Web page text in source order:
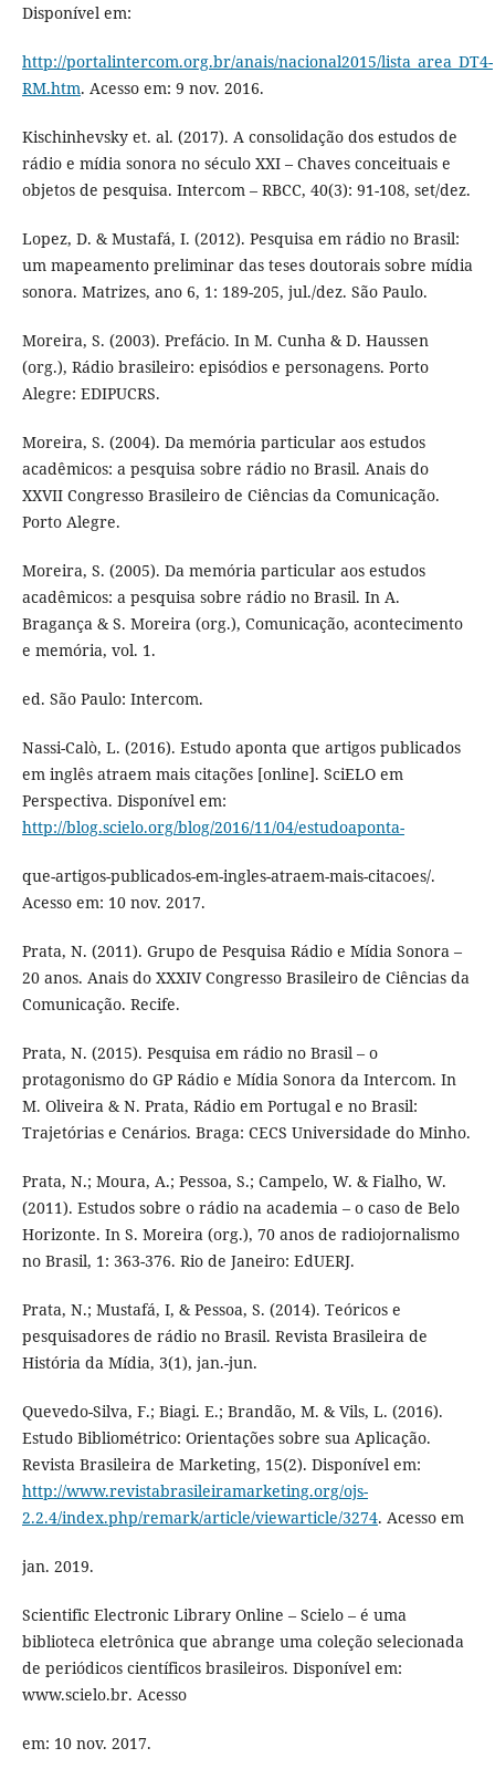
Disponível em:
http://portalintercom.org.br/anais/nacional2015/lista_area_DT4-
RM.htm. Acesso em: 9 nov. 2016.
Kischinhevsky et. al. (2017). A consolidação dos estudos de
rádio e mídia sonora no século XXI – Chaves conceituais e
objetos de pesquisa. Intercom – RBCC, 40(3): 91-108, set/dez.
Lopez, D. & Mustafá, I. (2012). Pesquisa em rádio no Brasil:
um mapeamento preliminar das teses doutorais sobre mídia
sonora. Matrizes, ano 6, 1: 189-205, jul./dez. São Paulo.
Moreira, S. (2003). Prefácio. In M. Cunha & D. Haussen
(org.), Rádio brasileiro: episódios e personagens. Porto
Alegre: EDIPUCRS.
Moreira, S. (2004). Da memória particular aos estudos
acadêmicos: a pesquisa sobre rádio no Brasil. Anais do
XXVII Congresso Brasileiro de Ciências da Comunicação.
Porto Alegre.
Moreira, S. (2005). Da memória particular aos estudos
acadêmicos: a pesquisa sobre rádio no Brasil. In A.
Bragança & S. Moreira (org.), Comunicação, acontecimento
e memória, vol. 1.
ed. São Paulo: Intercom.
Nassi-Calò, L. (2016). Estudo aponta que artigos publicados
em inglês atraem mais citações [online]. SciELO em
Perspectiva. Disponível em:
http://blog.scielo.org/blog/2016/11/04/estudoaponta-
que-artigos-publicados-em-ingles-atraem-mais-citacoes/.
Acesso em: 10 nov. 2017.
Prata, N. (2011). Grupo de Pesquisa Rádio e Mídia Sonora –
20 anos. Anais do XXXIV Congresso Brasileiro de Ciências da
Comunicação. Recife.
Prata, N. (2015). Pesquisa em rádio no Brasil – o
protagonismo do GP Rádio e Mídia Sonora da Intercom. In
M. Oliveira & N. Prata, Rádio em Portugal e no Brasil:
Trajetórias e Cenários. Braga: CECS Universidade do Minho.
Prata, N.; Moura, A.; Pessoa, S.; Campelo, W. & Fialho, W.
(2011). Estudos sobre o rádio na academia – o caso de Belo
Horizonte. In S. Moreira (org.), 70 anos de radiojornalismo
no Brasil, 1: 363-376. Rio de Janeiro: EdUERJ.
Prata, N.; Mustafá, I, & Pessoa, S. (2014). Teóricos e
pesquisadores de rádio no Brasil. Revista Brasileira de
História da Mídia, 3(1), jan.-jun.
Quevedo-Silva, F.; Biagi. E.; Brandão, M. & Vils, L. (2016).
Estudo Bibliométrico: Orientações sobre sua Aplicação.
Revista Brasileira de Marketing, 15(2). Disponível em:
http://www.revistabrasileiramarketing.org/ojs-
2.2.4/index.php/remark/article/viewarticle/3274. Acesso em
jan. 2019.
Scientific Electronic Library Online – Scielo – é uma
biblioteca eletrônica que abrange uma coleção selecionada
de periódicos científicos brasileiros. Disponível em:
www.scielo.br. Acesso
em: 10 nov. 2017.